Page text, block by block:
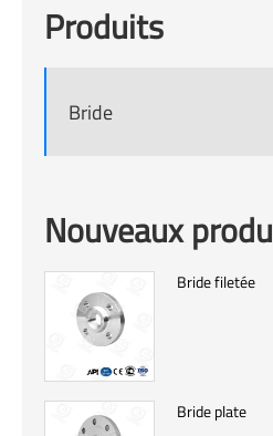
Produits
Bride
Nouveaux
Bride filetée
Bride plate